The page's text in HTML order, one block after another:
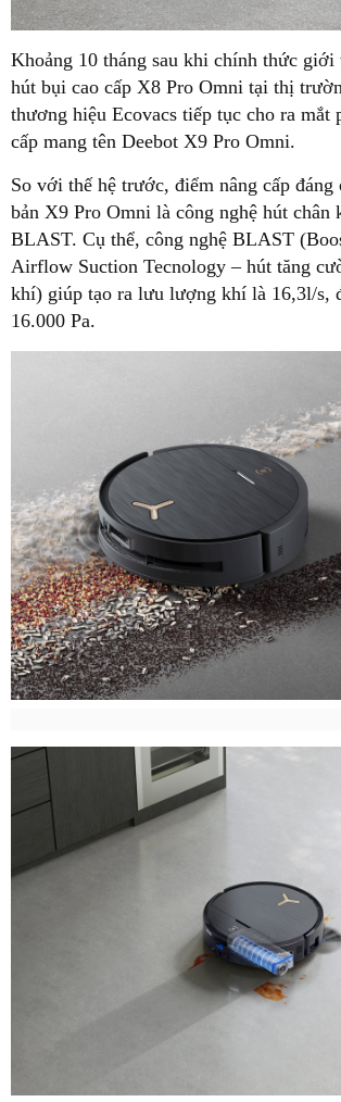
Khoảng 10 tháng sau khi chính thức giới
hút bụi cao cấp X8 Pro Omni tại thị
thương hiệu Ecovacs tiếp tục cho ra mắt
cấp mang tên Deebot X9 Pro Omni.
So với thế hệ trước, điểm nâng cấp đáng
bản X9 Pro Omni là công nghệ hút chân
BLAST. Cụ thể, công nghệ BLAST
Airflow Suction Tecnology – hút tăng
khí) giúp tạo ra lưu lượng khí là 16,3l/s,
16.000 Pa.